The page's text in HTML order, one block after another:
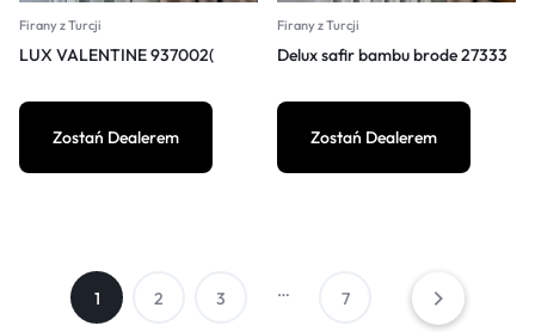
Firany z Turcji
LUX VALENTINE 937002(
Zostań Dealerem
Firany z Turcji
Delux safir bambu brode 27333
Zostań Dealerem
1 2 3 … 7